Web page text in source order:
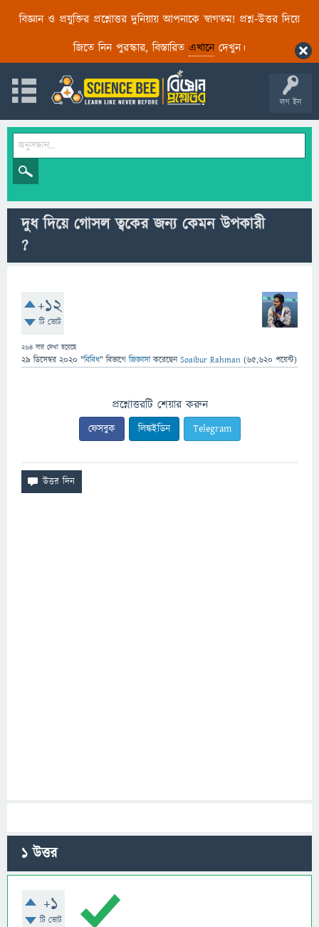
বিজ্ঞান ও প্রযুক্তির প্রশ্নোত্তর দুনিয়ায় আপনাকে স্বাগতম! প্রশ্ন-উত্তর দিয়ে
জিতে নিন পুরস্কার, বিস্তারিত এখানেদেখুন।
লগ ইন
দুধ দিয়ে গোসল ত্বকের জন্য কেমন উপকারী
?
+12
টি ভোট
264 বার দেখা হয়েছে
29 ডিসেম্বর 2020 "বিবিধ" বিভাগে জিজ্ঞাসাকরেছেনSoaibur Rahman (65,620 পয়েন্ট)
প্রশ্নোত্তরটি শেয়ার করুন
ফেসবুক লিঙ্কইডিন Telegram
1উত্তর
+1
টি ভোট